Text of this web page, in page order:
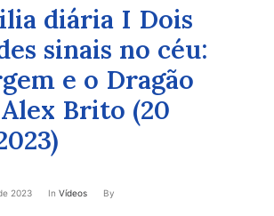
diária I Dois
sinais no céu:
e o Dragão
Brito (20
2023 In Vídeos By